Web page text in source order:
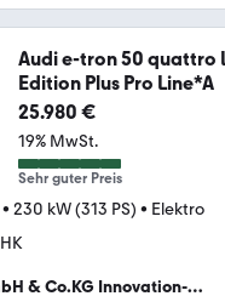
Audi e-tron 50 quattro
Edition Plus Pro Line*A
25.980 €
19% MwSt.
Sehr guter Preis
• 230 kW (313 PS) • Elektro
& Co.KG Innovation-